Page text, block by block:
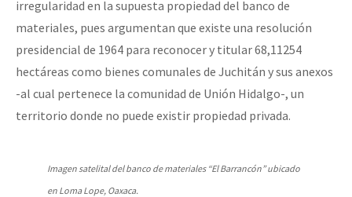
irregularidad en la supuesta propiedad del banco de
materiales, pues argumentan que existe una resolución
presidencial de 1964 para reconocer y titular 68,11254
hectáreas como bienes comunales de Juchitán y sus anexos
-al cual pertenece la comunidad de Unión Hidalgo-, un
territorio donde no puede existir propiedad privada.
Imagen satelital del banco de materiales “El Barrancón” ubicado
en Loma Lope, Oaxaca.